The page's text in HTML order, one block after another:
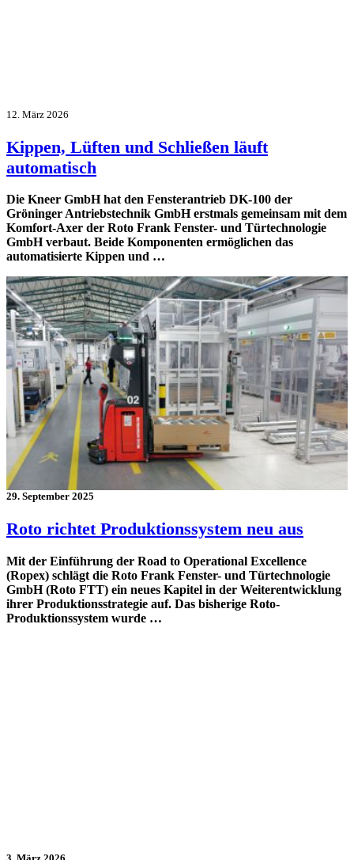
12. März 2026
Kippen, Lüften und Schließen läuft
automatisch
Die Kneer GmbH hat den Fensterantrieb DK-100 der
Gröninger Antriebstechnik GmbH erstmals gemeinsam mit dem
Komfort-Axer der Roto Frank Fenster- und Türtechnologie
GmbH verbaut. Beide Komponenten ermöglichen das
automatisierte Kippen und …
29. September 2025
Roto richtet Produktionssystem neu aus
Mit der Einführung der Road to Operational Excellence
(Ropex) schlägt die Roto Frank Fenster- und Türtechnologie
GmbH (Roto FTT) ein neues Kapitel in der Weiterentwicklung
ihrer Produktionsstrategie auf. Das bisherige Roto-
Produktionssystem wurde …